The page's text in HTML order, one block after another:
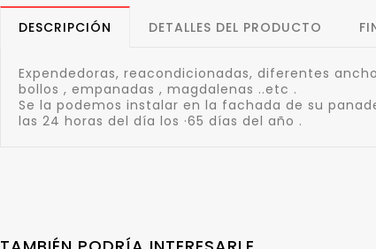
DESCRIPCIÓN DETALLES DEL PRODUCTO
Expendedoras, reacondicionadas, diferentes
bollos , empanadas , magdalenas ..etc .
Se la podemos instalar en la fachada de su
las 24 horas del día los ·65 días del año .